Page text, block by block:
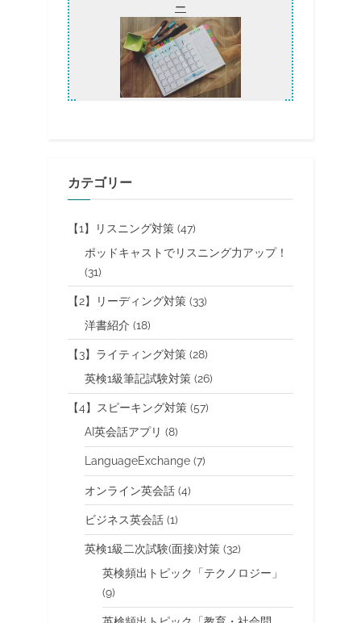
ー
カテゴリー
【1】リスニング対策 (47)
ポッドキャストでリスニング力アップ！
(31)
【2】リーディング対策 (33)
洋書紹介 (18)
【3】ライティング対策 (28)
英検1級筆記試験対策 (26)
【4】スピーキング対策 (57)
AI英会話アプリ (8)
LanguageExchange (7)
オンライン英会話 (4)
ビジネス英会話 (1)
英検1級二次試験(面接)対策 (32)
英検頻出トピック「テクノロジー」
(9)